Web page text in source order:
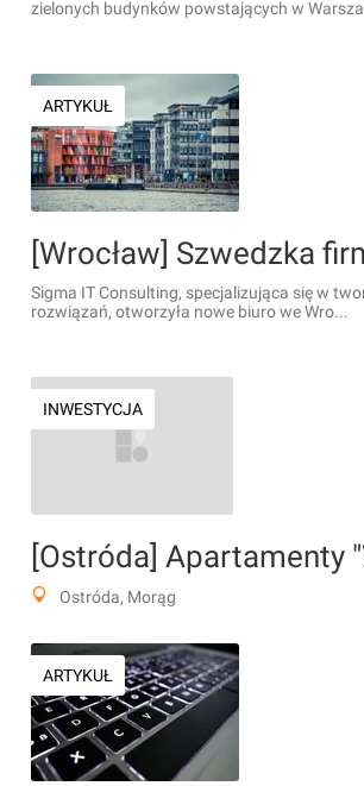
zielonych budynków powstających w
ARTYKUŁ
Sigma IT Consulting, specjalizująca się w
rozwiązań, otworzyła nowe biuro we Wro...
INWESTYCJA
Ostróda, Morąg
ARTYKUŁ